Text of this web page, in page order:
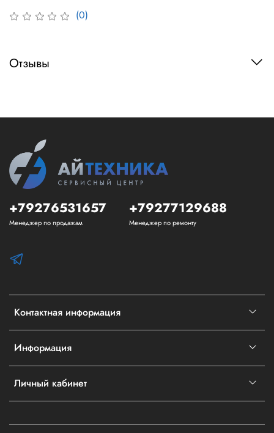
(0)
Отзывы
Контактная информация
Информация
Личный кабинет
+79276531657
Менеджер по продажам
+79277129688
Менеджер по ремонту